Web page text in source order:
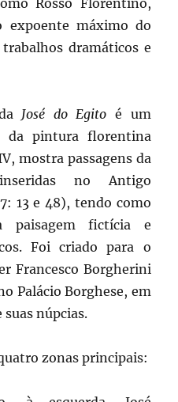
expoente máximo do
dramáticos e
José do Egito é um
da pintura florentina
mostra passagens da
no Antigo
13 e 48), tendo como
paisagem fictícia e
Foi criado para o
Francesco Borgherini
Palácio Borghese, em
suas núpcias.
zonas principais: